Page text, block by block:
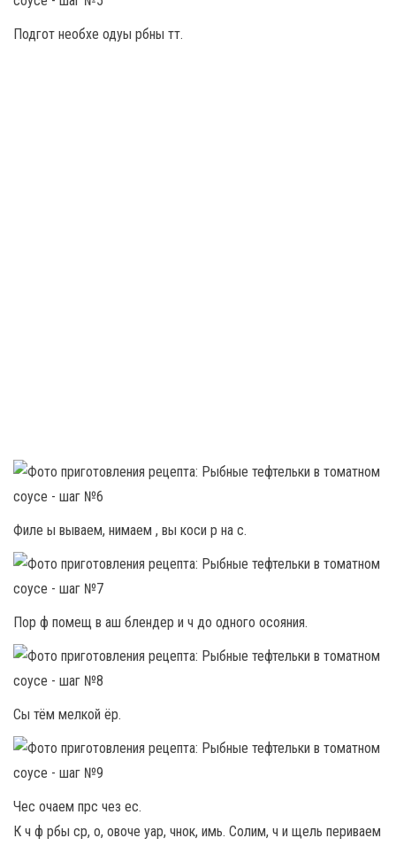
Подгот необхе одуы рбны тт.
Филе ы вываем, нимаем , вы коси р на с.
Пор ф помещ в аш блендер и ч до одного осояния.
Сы тём мелкой ёр.
Чес очаем прс чез ес.
К ч ф рбы ср, о, овоче уар, чнок, имь. Солим, ч и щель периваем